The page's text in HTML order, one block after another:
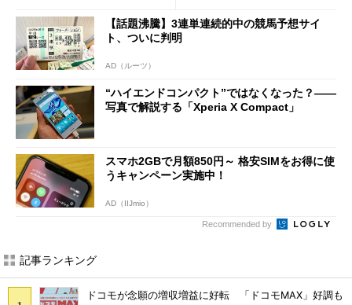
【話題沸騰】3連単連続的中の競馬予想サイ
ト、ついに判明
AD（ルーツ）
“ハイエンドコンパクト”ではなくなった？――
写真で解説する「Xperia X Compact」
スマホ2GBで月額850円～ 格安SIMをお得に使
うキャンペーン実施中！
AD（IIJmio）
Recommended by
記事ランキング
ドコモが念願の増収増益に好転 「ドコモMAX」好調も